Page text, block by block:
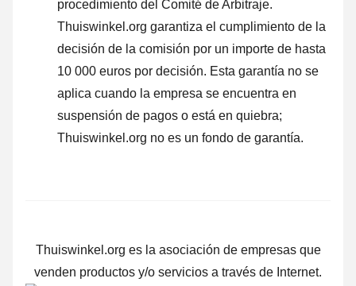
procedimiento del Comité de Arbitraje.
Thuiswinkel.org garantiza el cumplimiento de la
decisión de la comisión por un importe de hasta
10 000 euros por decisión. Esta garantía no se
aplica cuando la empresa se encuentra en
suspensión de pagos o está en quiebra;
Thuiswinkel.org no es un fondo de garantía.
Thuiswinkel.org es la asociación de empresas que
venden productos y/o servicios a través de Internet.